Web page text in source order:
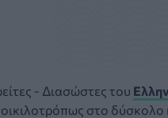
- Διασώστες του
στο δύσκολο